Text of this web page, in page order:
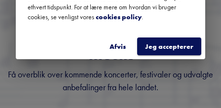
Danmarks største
nyhedsbrev om klassisk
musik
Få overblik over kommende koncerter, festivaler og udvalgte
anbefalinger fra hele landet.
ethvert tidspunkt. For at lære mere om hvordan vi bruger
cookies, se venligst vorescookies policy.
Afvis Jeg accepterer